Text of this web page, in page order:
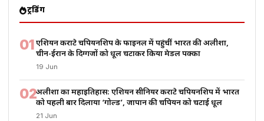
ट्रेंडिंग
01एशियन कराटे चैंपियनशिप के फाइनल में पहुंचीं भारत की अलीशा,
चीन-ईरान के दिग्गजों को धूल चटाकर किया मेडल पक्का
19 Jun
02अलीशा का महाइतिहास: एशियन सीनियर कराटे चैंपियनशिप में भारत
को पहली बार दिलाया ‘गोल्ड’, जापान की चैंपियन को चटाई धूल
21 Jun